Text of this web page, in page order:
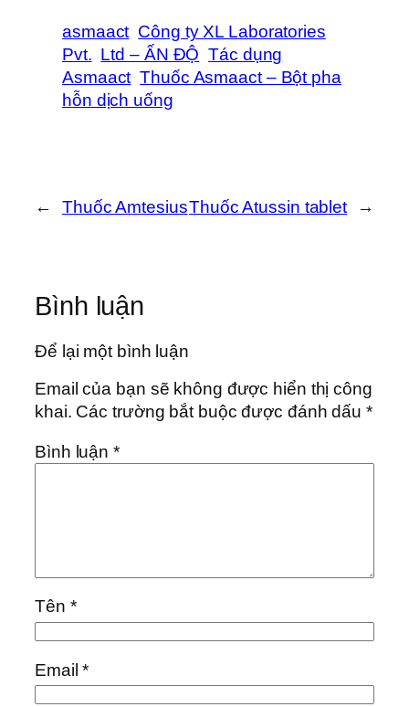
asmaact Công ty XL Laboratories
Pvt. Ltd – ẤN ĐỘ Tác dụng
Asmaact Thuốc Asmaact – Bột pha
hỗn dịch uống
← Thuốc AmtesiusThuốc Atussin tablet →
Bình luận
Để lại một bình luận
Email của bạn sẽ không được hiển thị công
khai. Các trường bắt buộc được đánh dấu*
Bình luận*
Tên *
Email*